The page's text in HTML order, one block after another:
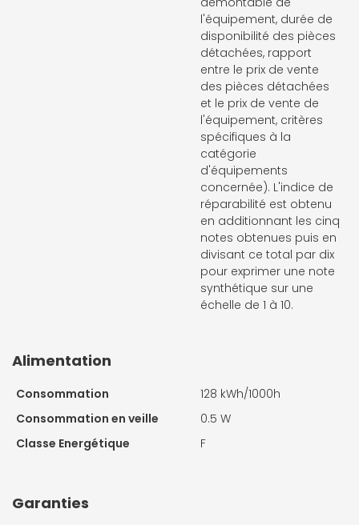
l'équipement, durée de
disponibilité des pièces
détachées, rapport
entre le prix de vente
des pièces détachées
et le prix de vente de
l'équipement, critères
spécifiques à la
catégorie
d'équipements
concernée). L'indice de
réparabilité est obtenu
en additionnant les cinq
notes obtenues puis en
divisant ce total par dix
pour exprimer une note
synthétique sur une
échelle de 1 à 10.
Alimentation
Consommation
128 kWh/1000h
Consommation en veille
0.5 W
Classe Energétique
F
Garanties